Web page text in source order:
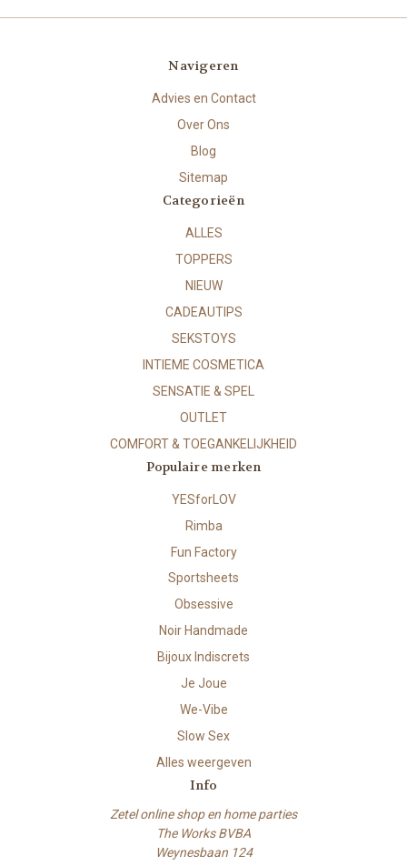
Navigeren
Advies en Contact
Over Ons
Blog
Sitemap
Categorieën
ALLES
TOPPERS
NIEUW
CADEAUTIPS
SEKSTOYS
INTIEME COSMETICA
SENSATIE & SPEL
OUTLET
COMFORT & TOEGANKELIJKHEID
Populaire merken
YESforLOV
Rimba
Fun Factory
Sportsheets
Obsessive
Noir Handmade
Bijoux Indiscrets
Je Joue
We-Vibe
Slow Sex
Alles weergeven
Info
Zetel online shop en home parties
The Works BVBA
Weynesbaan 124